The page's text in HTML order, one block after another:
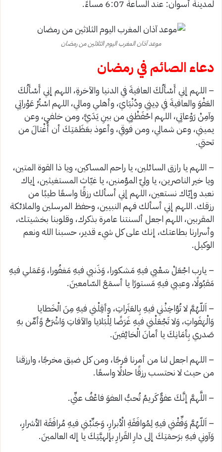
لمدينة أسوان: عند الساعة 6:07 مساءً.
موعد آذان المغرب اليوم الثلاثين من رمضان
دعاء الصائم في رمضان
– اللهم إني أَسْأَلُكَ العافيةَ في الدنيا والآخرةِ، اللهم إني أَسْأَلُكَ
العَفْوَ والعافيةَ في دِينِي ودُنْيَايَ، وأهلي ومالي، اللهم اسْتُرْ عَوْراتِي
وآمِنْ رَوْعاتِي، اللهم احْفَظْنِي من بينِ يَدَيَّ، ومن خلفي، وعن
يميني، وعن شمالي، ومن فوقي، وأعوذ بعَظَمَتِكَ أن أُغْتالَ من
تحتي.
– اللهم يا رازق السائلين، يا راحم المساكين، ويا ذا القوة المتين،
ويا خير الناصرين، يا وليّ المؤمنين، يا غيّاث المستغيثين، إياك
نعبد وإيّاك نستعين، اللهم إني أسألك رزقًا واسعًا طيبًا من
رزقك. اللهم إني أسألك فهم النبيين، وحفظ المرسلين والملائكة
المقربين، اللهم اجعل ألسنتنا عامرة بذكرك، وقلوبنا بخشيتك،
وأسرارنا بطاعتك، إنك على كل شيء قدير، حسبنا الله ونعم
الوكيل.
– يارب اجْعَلْ سَعْيي فيهِ مَشكورا، وَذَنبي فيهِ مَغفُورا، وَعَمَلي فيهِ
مَقبُولًا، وعيبي فيهِ مَستورًا يا أسمَعَ السّامعينَ.
– اَللّهُمَّ لا تُؤاخِذْني فيهِ بِالعَثَراتِ، وأقِلْني فيهِ مِنَ الْخَطايا
وَالْهَفَواتِ، وَلا تَجْعَلْني فيهِ غَرَضًا لِلْبَلايا والآفاتِ وَاشْرَحْ وًأمِّن بهِ
صَدري بِأمَانِكَ يا أمانَ الْخائِفينَ.
– اللهم اجعل لنا من أمرنا فرجًا، ومن كل ضيق مخرجًا، وارزقنا
من حيث لا نحتسب رزقًا حلالًا واسعًا.
– اللَّهمَّ إنَّكَ عفوٌّ كَريمُ تُحبُّ العفوَ فاعْفُ عنِّي.
– اَللّهُمَّ وَفِّقْني فيهِ لِمُوافَقَةِ الْأبرارِ، وَجَنِّبْني فيهِ مُرافَقَة الأشرارِ،
وَآوني فيهِ برَحمَتِكَ إلى دارِ القَرارِ بإلهيَّتِكَ يا إله العالمينَ.